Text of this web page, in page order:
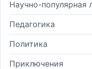
Научно-популярная
Педагогика
Политика
Приключения